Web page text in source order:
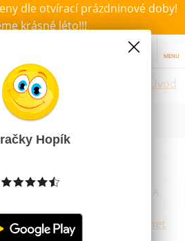
dle otvírací prázdninové doby!
krásné léto!!!
MENU
Úvod
ceny, výrobce
Podle názvu od Z do A
hmyz 5ks 11cm Animal Planet
Hopík